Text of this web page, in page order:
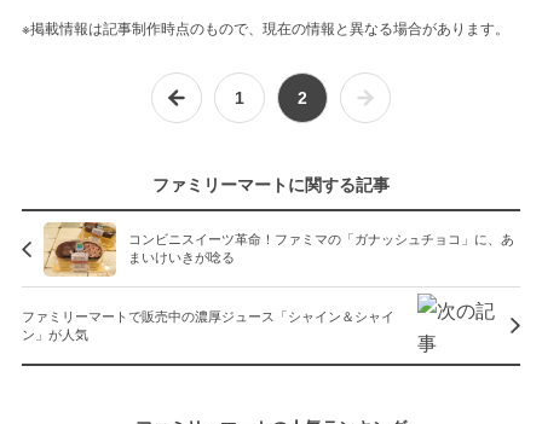
※掲載情報は記事制作時点のもので、現在の情報と異なる場合があります。
1 2
ファミリーマートに関する記事
コンビニスイーツ革命！ファミマの「ガナッシュチョコ」に、あ
まいけいきが唸る
ファミリーマートで販売中の濃厚ジュース「シャイン＆シャイ
ン」が人気